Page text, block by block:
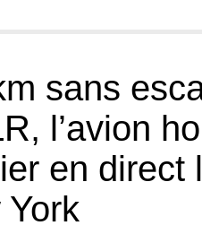
sans
l’avion
en direct